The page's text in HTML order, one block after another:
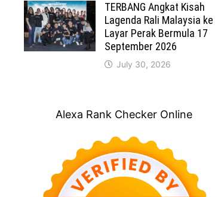
TERBANG Angkat Kisah
Lagenda Rali Malaysia ke
Layar Perak Bermula 17
September 2026
July 30, 2026
Alexa Rank Checker Online